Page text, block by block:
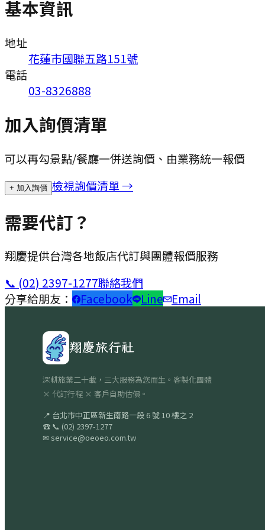
基本資訊
地址
花蓮市國聯五路151號
電話
03-8326888
加入詢價清單
可以再勾景點/餐廳一併送詢價、由業務統一報價
+ 加入詢價 檢視詢價清單 →
需要代訂？
翔慶提供台灣各地飯店代訂與團體報價服務
📞 (02) 2397-1277聯絡我們
分享給朋友：
Facebook Line Email
翔慶旅行社
深耕旅業二十載，三大服務為您而生。客製化團體
× 代訂行程 × 客戶自助估價。
📍 台北市中正區新生南路一段 6 號 10 樓之 2
☎ 📞 (02) 2397-1277
✉ service@oeoeo.com.tw